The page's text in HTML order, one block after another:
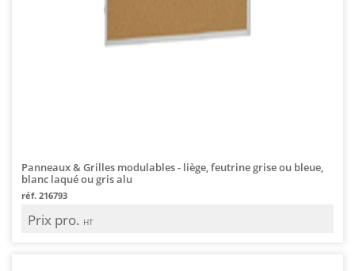
Panneaux & Grilles modulables - liège, feutrine grise ou bleue,
blanc laqué ou gris alu
réf. 216793
Prix pro. HT